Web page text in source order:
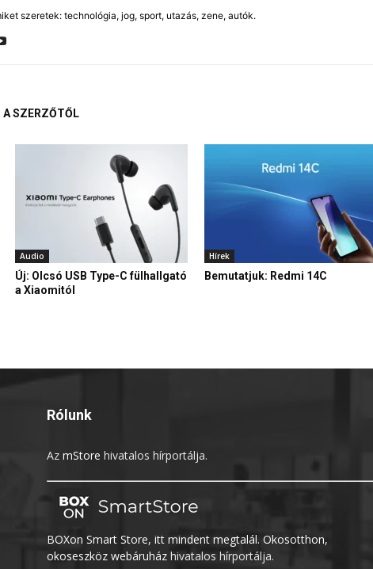
szeretek: technológia, jog, sport, utazás, zene, autók.
A SZERZŐTŐL
Audio
Új: Olcsó USB Type-C fülhallgató
a Xiaomitól
Hírek
Bemutatjuk: Redmi 14C
Rólunk
Az mStore hivatalos hírportálja.
BOXon Smart Store, itt mindent megtalál. Okosotthon,
okoseszköz webáruház hivatalos hírportálja.